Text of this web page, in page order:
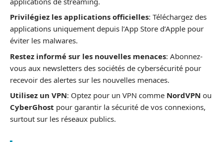
Privilégiez les applications officielles: Téléchargez des
applications uniquement depuis l’App Store d’Apple pour
éviter les malwares.
Restez informé sur les nouvelles menaces: Abonnez-
vous aux newsletters des sociétés de cybersécurité pour
recevoir des alertes sur les nouvelles menaces.
Utilisez un VPN: Optez pour un VPN comme NordVPN ou
CyberGhost pour garantir la sécurité de vos connexions,
surtout sur les réseaux publics.